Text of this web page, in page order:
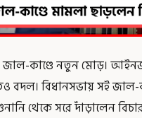
জাল-কাণ্ডে নতুন মোড়।
বদল। বিধানসভায় সই
থেকে সরে দাঁড়ালেন